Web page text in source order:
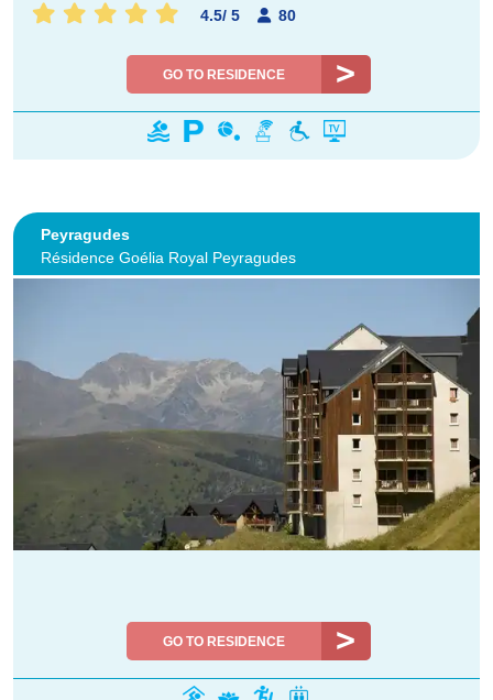
4.5/ 5 80
GO TO RESIDENCE
Peyragudes
Résidence Goélia Royal Peyragudes
GO TO RESIDENCE